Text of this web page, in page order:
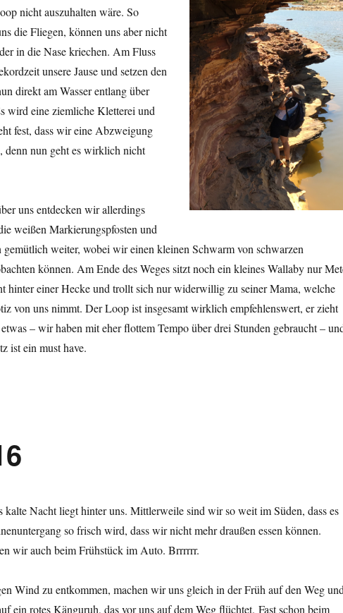
nicht auszuhalten wäre. So
die Fliegen, können uns aber nicht
in die Nase kriechen. Am Fluss
unsere Jause und setzen den
direkt am Wasser entlang über
wird eine ziemliche Kletterei und
fest, dass wir eine Abzweigung
denn nun geht es wirklich nicht
uns entdecken wir allerdings
weißen Markierungspfosten und
gemütlich weiter, wobei wir einen kleinen Schwarm von schwarzen
können. Am Ende des Weges sitzt noch ein kleines Wallaby nur
hinter einer Hecke und trollt sich nur widerwillig zu seiner Mama, welche
von uns nimmt. Der Loop ist insgesamt wirklich empfehlenswert, er zieht
– wir haben mit eher flottem Tempo über drei Stunden gebraucht –
ist ein must have.
kalte Nacht liegt hinter uns. Mittlerweile sind wir so weit im Süden, dass es
so frisch wird, dass wir nicht mehr draußen essen können.
wir auch beim Frühstück im Auto. Brrrrrr.
Wind zu entkommen, machen wir uns gleich in der Früh auf den Weg
ein rotes Känguruh, das vor uns auf dem Weg flüchtet. Fast schon beim